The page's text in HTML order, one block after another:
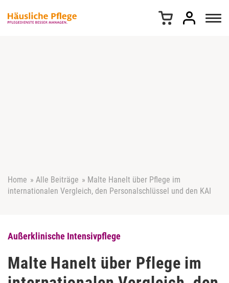
Home » Alle Beiträge » Malte Hanelt über Pflege im
internationalen Vergleich, den Personalschlüssel und den KAI
Außerklinische Intensivpflege
Malte Hanelt über Pflege im